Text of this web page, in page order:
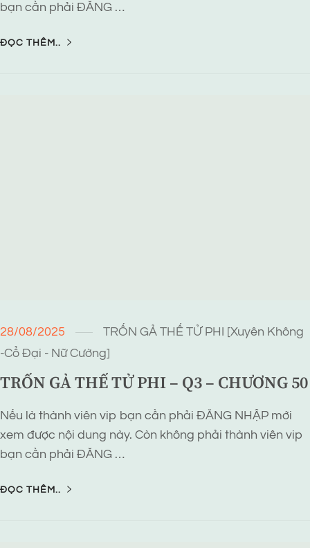
bạn cần phải ĐĂNG …
ĐỌC THÊM..
28/08/2025
TRỐN GẢ THẾ TỬ PHI [Xuyên Không
-Cổ Đại - Nữ Cường]
TRỐN GẢ THẾ TỬ PHI – Q3 – CHƯƠNG 50
Nếu là thành viên vip bạn cần phải ĐĂNG NHẬP mới
xem được nội dung này. Còn không phải thành viên vip
bạn cần phải ĐĂNG …
ĐỌC THÊM..